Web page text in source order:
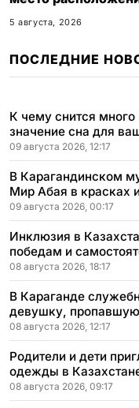
5 августа, 2026
ПОСЛЕДНИЕ
К чему снится много
значение сна для
09 августа 2026, 12:17
В Карагандинском
Мир Абая в красках
09 августа 2026, 00:17
Инклюзия в
победам и
08 августа 2026, 18:17
В Караганде
девушку,
08 августа 2026, 12:17
Родители и дети
одежды в
08 августа 2026, 09:17